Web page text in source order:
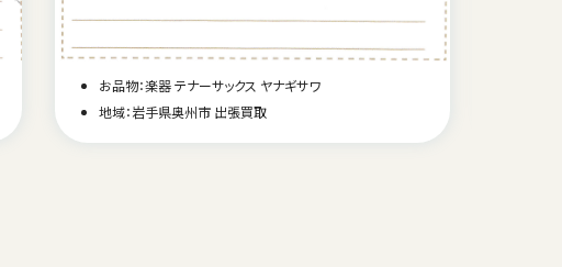
お品物：楽器 テナーサックス ヤナギサワ
地域：岩手県奥州市 出張買取